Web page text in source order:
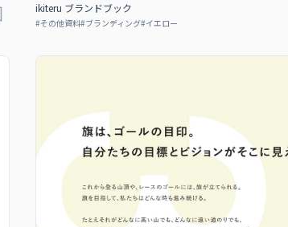
ikiteru ブランドブック
#その他資料#ブランディング#イエロー